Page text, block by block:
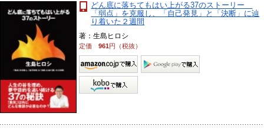
どん底に落ちてもはい上がる37のストーリー
「弱点」を克服し、「自己発見」と「決断」に辿
り着いた２週間
著：生島ヒロシ
定価961円（税抜）